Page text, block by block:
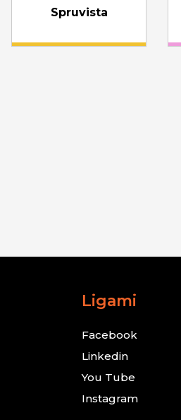
Spruvista
Ligami
Facebook
Linkedin
You Tube
Instagram